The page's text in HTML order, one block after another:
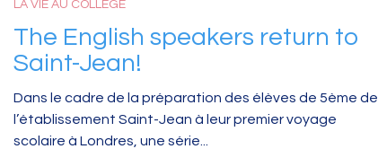
The English speakers return to
Saint-Jean!
Dans le cadre de la préparation des élèves de 5ème de
l’établissement Saint-Jean à leur premier voyage
scolaire à Londres, une série...
LA VIE AU COLLÈGE